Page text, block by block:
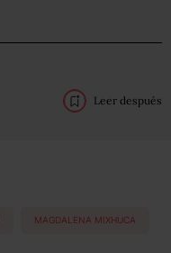
Leer después
MAGDALENA MIXHUCA